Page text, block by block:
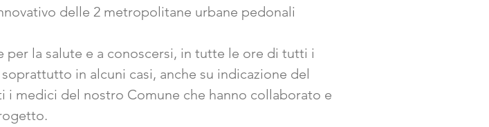
delle 2 metropolitane urbane pedonali
per la salute e a conoscersi, in tutte le ore di tutti i
in alcuni casi, anche su indicazione del
medici del nostro Comune che hanno collaborato e